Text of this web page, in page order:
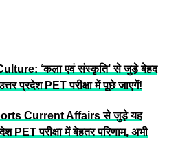
‘कला एवं संस्कृति’ से जुड़े बेहद
प्रदेश PET परीक्षा में पूछे जाएगें!
Current Affairs से जुड़े यह
PET परीक्षा में बेहतर परिणाम, अभी